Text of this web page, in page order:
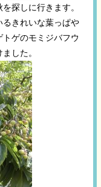
探しに行きます。
きれいな葉っぱや
ゲのモミジバフウ
した。